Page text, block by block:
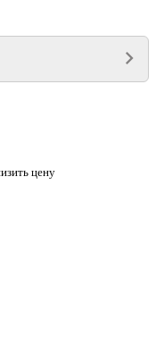
цену